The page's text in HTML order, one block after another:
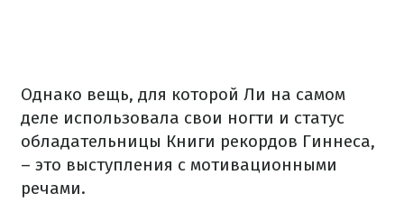
Однако вещь, для которой Ли на самом
деле использовала свои ногти и статус
обладательницы Книги рекордов Гиннеса,
– это выступления с мотивационными
речами.